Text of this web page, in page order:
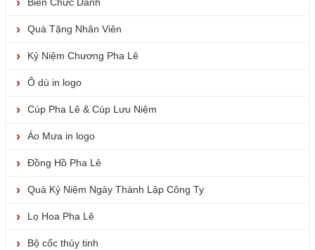
Biển Chức Danh
Quà Tặng Nhân Viên
Kỷ Niệm Chương Pha Lê
Ô dù in logo
Cúp Pha Lê & Cúp Lưu Niệm
Áo Mưa in logo
Đồng Hồ Pha Lê
Quà Kỷ Niệm Ngày Thành Lập Công Ty
Lọ Hoa Pha Lê
Bộ cốc thủy tinh